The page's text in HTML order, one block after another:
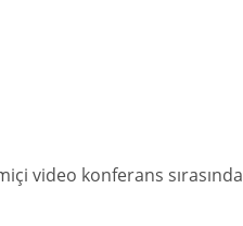
video konferans sırasında